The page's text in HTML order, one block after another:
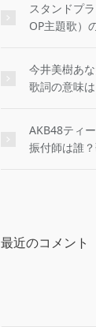
スタンドプ
OP主題歌）
今井美樹あ
歌詞の意味
AKB48ティ
振付師は誰
最近のコメント